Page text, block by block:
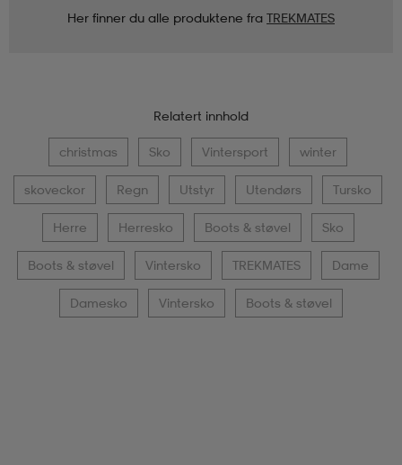
Her finner du alle produktene fra TREKMATES
Relatert innhold
christmas Sko Vintersport winter
skoveckor Regn Utstyr Utendørs Tursko
Herre Herresko Boots & støvel Sko
Boots & støvel Vintersko TREKMATES Dame
Damesko Vintersko Boots & støvel